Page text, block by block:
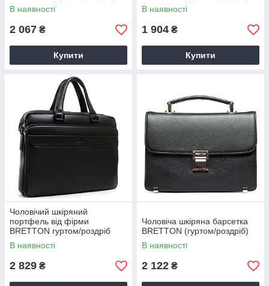
В наявності
2 067 ₴
Купити
В наявності
1 904 ₴
Купити
Чоловічий шкіряний
портфель від фірми
BRETTON гуртом/роздріб
В наявності
2 829 ₴
Чоловіча шкіряна барсетка
BRETTON (гуртом/роздріб)
В наявності
2 122 ₴